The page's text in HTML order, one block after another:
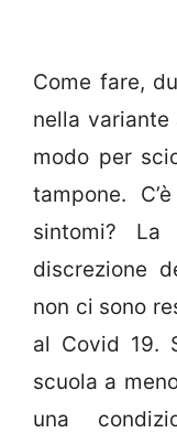
Come fare,
nella variante
modo per
tampone.
sintomi?
discrezione
non ci sono
al Covid 19.
scuola a
una